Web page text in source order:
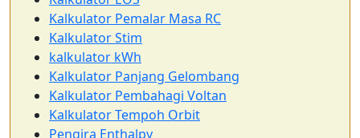
Kalkulator Pemalar Masa RC
Kalkulator Stim
kalkulator kWh
Kalkulator Panjang Gelombang
Kalkulator Pembahagi Voltan
Kalkulator Tempoh Orbit
Pengira Enthalpy